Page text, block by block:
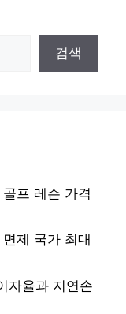
검색
프 레슨 가격
제 국가 최대
자율과 지연손